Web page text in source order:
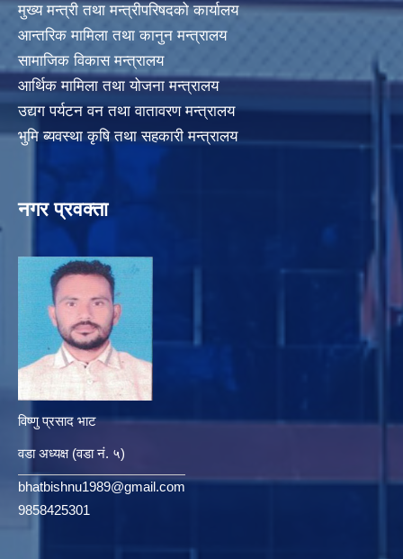
मुख्य मन्त्री तथा मन्त्रीपरिषदको कार्यालय
आन्तरिक मामिला तथा कानुन मन्त्रालय
सामाजिक विकास मन्त्रालय
आर्थिक मामिला तथा योजना मन्त्रालय
उद्यग पर्यटन वन तथा वातावरण मन्त्रालय
भुमि ब्यवस्था कृषि तथा सहकारी मन्त्रालय
नगर प्रवक्ता
विष्णु प्रसाद भाट
वडा अध्यक्ष (वडा नं. ५)
bhatbishnu1989@gmail.com
9858425301